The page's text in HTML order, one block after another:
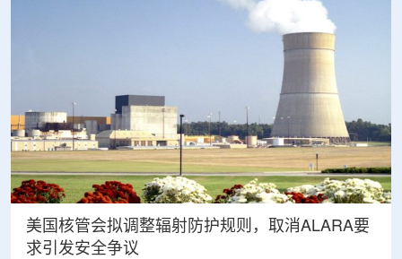
美国核管会拟调整辐射防护规则，取消ALARA要
求引发安全争议